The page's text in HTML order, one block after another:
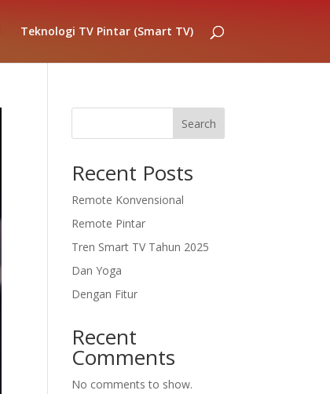
Teknologi TV Pintar (Smart TV)
Search
Recent Posts
Remote Konvensional
Remote Pintar
Tren Smart TV Tahun 2025
Dan Yoga
Dengan Fitur
Recent
Comments
No comments to show.